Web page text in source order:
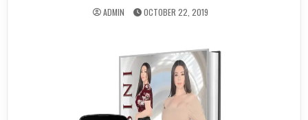
ADMIN OCTOBER 22, 2019